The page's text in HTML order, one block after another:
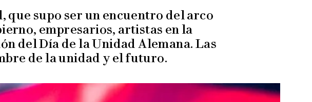
que supo ser un encuentro del arco
empresarios, artistas en la
del Día de la Unidad Alemana. Las
de la unidad y el futuro.